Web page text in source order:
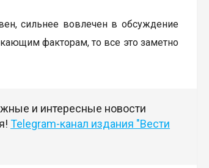
сильнее вовлечен в обсуждение
факторам, то все это заметно
и интересные новости
Telegram-канал издания "Вести